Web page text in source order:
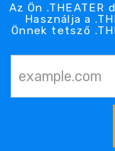
Az Ön
Használja a
Önnek tetsző